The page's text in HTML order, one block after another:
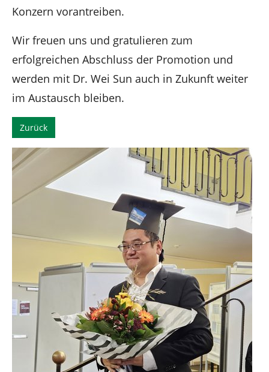
Konzern vorantreiben.
Wir freuen uns und gratulieren zum
erfolgreichen Abschluss der Promotion und
werden mit Dr. Wei Sun auch in Zukunft weiter
im Austausch bleiben.
Zurück